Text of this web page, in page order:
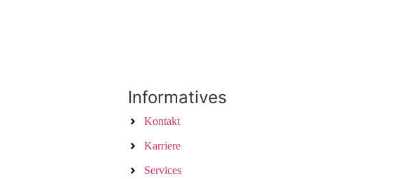
Informatives
Kontakt
Karriere
Services